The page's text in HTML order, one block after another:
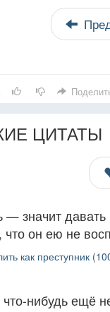
ЦИТАТЫ
значит давать
что он ею не
как преступник
нибудь ещё